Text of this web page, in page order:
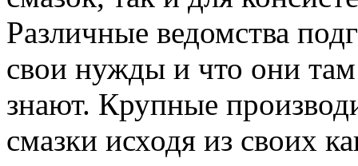
Различные ведомства
свои нужды и что они
знают. Крупные
смазки исходя из своих